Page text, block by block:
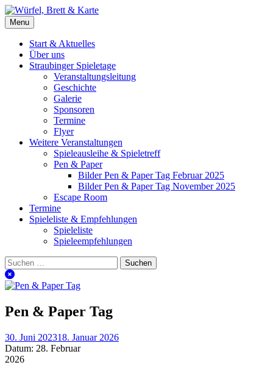
Skip
to
content
Würfel, Brett & Karte
Brettspielverein & Veranstalter Straubinger Spieletage
Menu
Start & Aktuelles
Über uns
Straubinger Spieletage
Veranstaltungsleitung
Geschichte
Galerie
Sponsoren
Termine
Flyer
Weitere Veranstaltungen
Spieleausleihe & Spieletreff
Pen & Paper
Bilder Pen & Paper Tag Februar 2025
Bilder Pen & Paper Tag November 2025
Escape Room
Termine
Spieleliste & Empfehlungen
Spieleliste
Spieleempfehlungen
Suchen
nach:
Pen & Paper Tag
30. Juni 202318. Januar 2026
Datum: 28. Februar
2026